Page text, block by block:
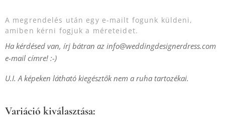
A megrendelés után egy e-mailt fogunk küldeni,
amiben kérni fogjuk a méreteidet.
Ha kérdésed van, írj bátran az info@weddingdesignerdress.com
e-mail címre! :-)
U.I. A képeken látható kiegésztők nem a ruha tartozékai.
Variáció kiválasztása: